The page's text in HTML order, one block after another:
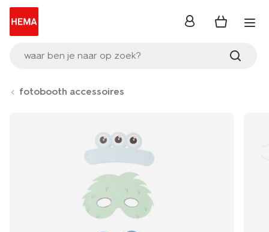
waar ben je naar op zoek?
inloggen
fotobooth accessoires